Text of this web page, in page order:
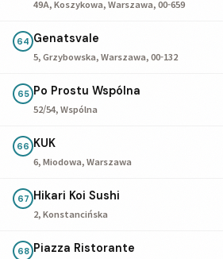
49A, Koszykowa, Warszawa, 00-659
64 Genatsvale
5, Grzybowska, Warszawa, 00-132
65 Po Prostu Wspólna
52/54, Wspólna
66 KUK
6, Miodowa, Warszawa
67 Hikari Koi Sushi
2, Konstancińska
68 Piazza Ristorante